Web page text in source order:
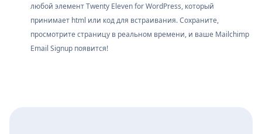
любой элемент Twenty Eleven for WordPress, который
принимает html или код для встраивания. Сохраните,
просмотрите страницу в реальном времени, и ваше Mailchimp
Email Signup появится!